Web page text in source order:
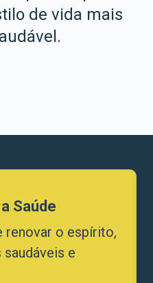
de vida mais
Saúde
o espírito,
e